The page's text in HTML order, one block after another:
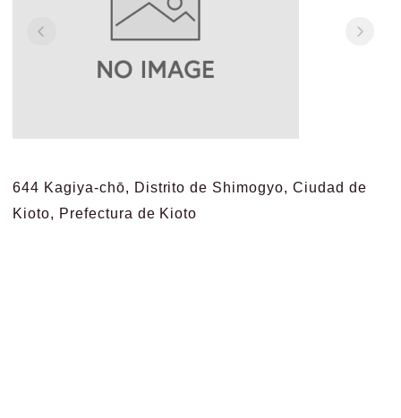
644 Kagiya-chō, Distrito de Shimogyo, Ciudad de
Kioto, Prefectura de Kioto